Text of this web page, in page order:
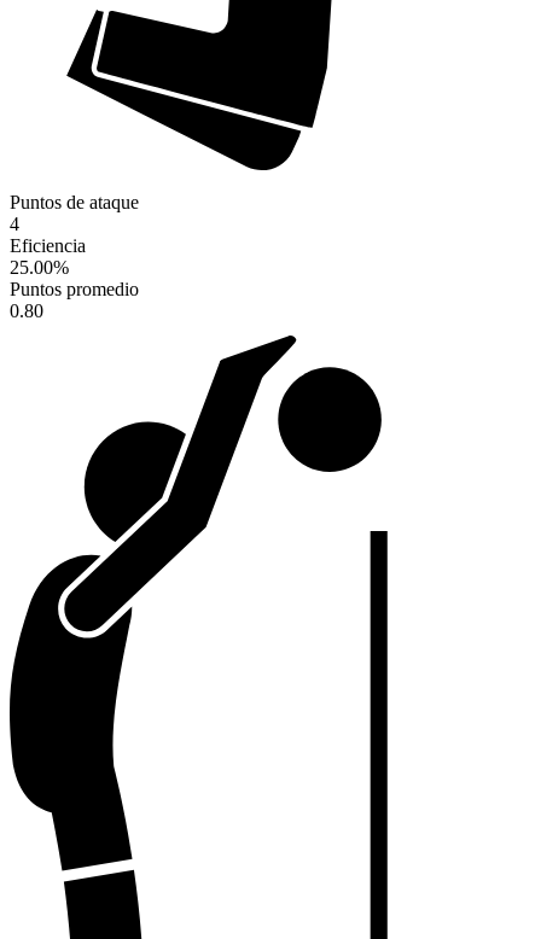
Puntos de ataque
4
Eficiencia
25.00%
Puntos promedio
0.80